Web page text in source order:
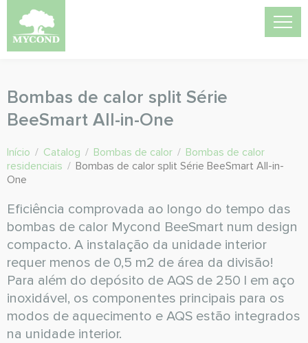
Bombas de calor split Série
BeeSmart All-in-One
Início / Catalog / Bombas de calor / Bombas de calor
residenciais / Bombas de calor split Série BeeSmart All-in-
One
Eficiência comprovada ao longo do tempo das
bombas de calor Mycond BeeSmart num design
compacto. A instalação da unidade interior
requer menos de 0,5 m2 de área da divisão!
Para além do depósito de AQS de 250 l em aço
inoxidável, os componentes principais para os
modos de aquecimento e AQS estão integrados
na unidade interior.